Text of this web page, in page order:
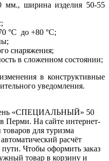
мм., ширина изделия 50-55
°С до +80 °С;
снаряжения;
в сложенном состоянии;
в конструктивные
уведомления.
«СПЕЦИАЛЬНЫЙ» 50
Перми. На сайте интернет-
для туризма
автоматический расчёт
Чтобы оформить заказ
товар в корзину и